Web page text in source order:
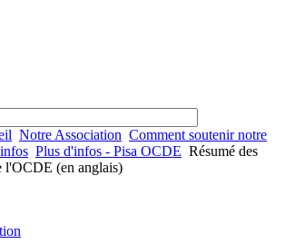
Notre Association Comment soutenir notre
Plus d'infos - Pisa OCDE Résumé des
l'OCDE (en anglais)